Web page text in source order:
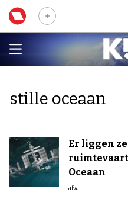
stille oceaan
Er liggen
Oceaan
afval